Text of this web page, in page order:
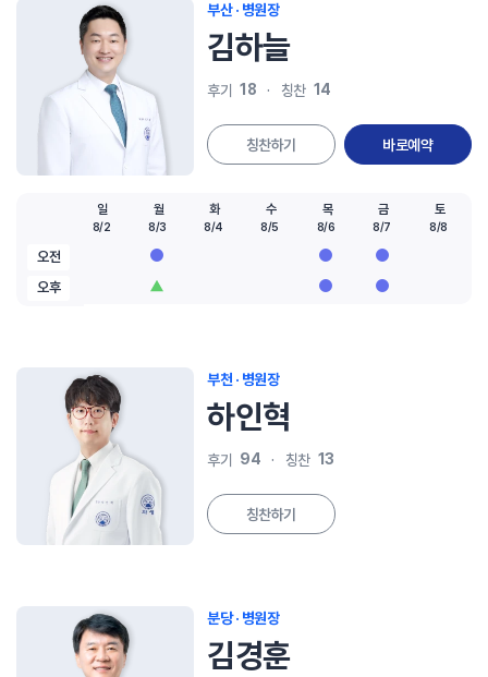
부산 · 병원장
김하늘
후기 18 칭찬 14
칭찬하기 바로예약
오전
오후
일
8/2
월
8/3
화
8/4
수
8/5
목
8/6
금
8/7
토
8/8
부천 · 병원장
하인혁
후기 94 칭찬 13
칭찬하기
분당 · 병원장
김경훈